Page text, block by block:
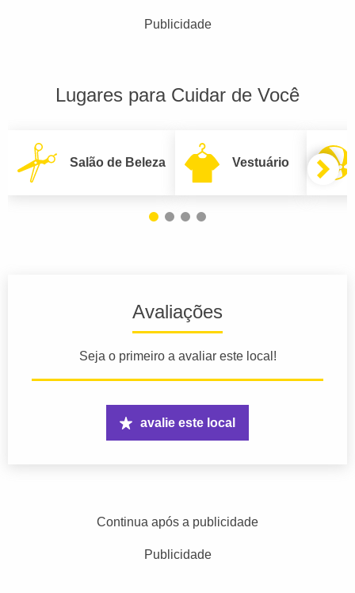
Publicidade
Lugares para Cuidar de Você
Salão de Beleza Vestuário
Avaliações
Seja o primeiro a avaliar este local!
avalie este local
Continua após a publicidade
Publicidade